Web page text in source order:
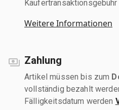
Käufertransaktionsgebühr
Weitere Informationen
Zahlung
Artikel müssen bis zum
vollständig bezahlt
Fälligkeitsdatum werden